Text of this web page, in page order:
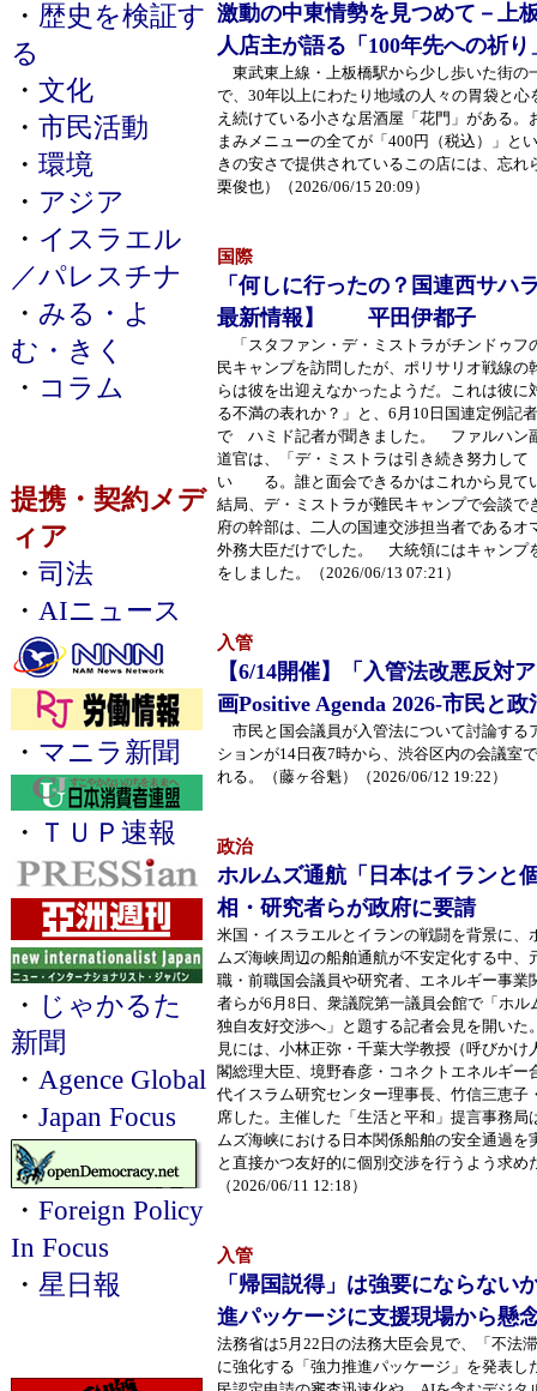
・ 歴史を検証す
る
・ 文化
・ 市民活動
・ 環境
・ アジア
・ イスラエル
／パレスチナ
・ みる・よ
む・きく
・ コラム
提携・契約メデ
ィア
・ 司法
・ AIニュース
・ マニラ新聞
・ ＴＵＰ速報
・ じゃかるた
新聞
・ Agence Global
・ Japan Focus
・ Foreign Policy
In Focus
・ 星日報
激動の中東情勢を見つめて－上
人店主が語る「100年先への祈り
東武東上線・上板橋駅から少し歩いた街の
で、30年以上にわたり地域の人々の胃袋と心
え続けている小さな居酒屋「花門」がある。
まみメニューの全てが「400円（税込）」と
きの安さで提供されているこの店には、忘れ
栗俊也）（2026/06/15 20:09）
国際
「何しに行ったの？国連西サハ
最新情報】 平田伊都子
「スタファン・デ・ミストラがチンドゥフ
民キャンプを訪問したが、ポリサリオ戦線の
らは彼を出迎えなかったようだ。これは彼に
る不満の表れか？」と、6月10日国連定例記
で ハミド記者が聞きました。 ファルハン
道官は、「デ・ミストラは引き続き努力して
い る。誰と面会できるかはこれから見て
結局、デ・ミストラが難民キャンプで会談で
府の幹部は、二人の国連交渉担当者であるオ
外務大臣だけでした。 大統領にはキャンプ
をしました。（2026/06/13 07:21）
入管
【6/14開催】「入管法改悪反対
画Positive Agenda 2026-市民と
市民と国会議員が入管法について討論する
ションが14日夜7時から、渋谷区内の会議室
れる。（藤ヶ谷魁）（2026/06/12 19:22）
政治
ホルムズ通航「日本はイラン
相・研究者らが政府に要請
米国・イスラエルとイランの戦闘を背景に、
ムズ海峡周辺の船舶通航が不安定化する中、
職・前職国会議員や研究者、エネルギー事業
者らが6月8日、衆議院第一議員会館で「ホル
独自友好交渉へ」と題する記者会見を開いた
見には、小林正弥・千葉大学教授（呼びかけ
閣総理大臣、境野春彦・コネクトエネルギー
代イスラム研究センター理事長、竹信三恵子
席した。主催した「生活と平和」提言事務局
ムズ海峡における日本関係船舶の安全通過を
と直接かつ友好的に個別交渉を行うよう求め
（2026/06/11 12:18）
入管
「帰国説得」は強要にならな
進パッケージに支援現場から懸
法務省は5月22日の法務大臣会見で、「不法
に強化する「強力推進パッケージ」を発表し